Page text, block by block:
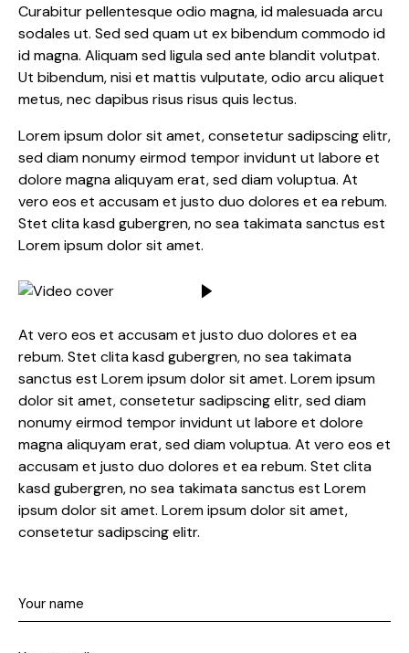
Curabitur pellentesque odio magna, id malesuada arcu
sodales ut. Sed sed quam ut ex bibendum commodo id
id magna. Aliquam sed ligula sed ante blandit volutpat.
Ut bibendum, nisi et mattis vulputate, odio arcu aliquet
metus, nec dapibus risus risus quis lectus.
Lorem ipsum dolor sit amet, consetetur sadipscing elitr,
sed diam nonumy eirmod tempor invidunt ut labore et
dolore magna aliquyam erat, sed diam voluptua. At
vero eos et accusam et justo duo dolores et ea rebum.
Stet clita kasd gubergren, no sea takimata sanctus est
Lorem ipsum dolor sit amet.
At vero eos et accusam et justo duo dolores et ea
rebum. Stet clita kasd gubergren, no sea takimata
sanctus est Lorem ipsum dolor sit amet. Lorem ipsum
dolor sit amet, consetetur sadipscing elitr, sed diam
nonumy eirmod tempor invidunt ut labore et dolore
magna aliquyam erat, sed diam voluptua. At vero eos et
accusam et justo duo dolores et ea rebum. Stet clita
kasd gubergren, no sea takimata sanctus est Lorem
ipsum dolor sit amet. Lorem ipsum dolor sit amet,
consetetur sadipscing elitr.